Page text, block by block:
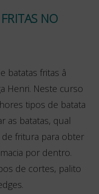
NO
batatas fritas â
Henri. Neste curso
tipos de batata
as batatas, qual
fritura para obter
por dentro.
de cortes, palito